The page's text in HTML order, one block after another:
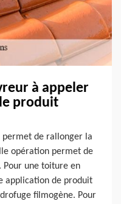
à appeler
produit
permet de rallonger la
opération permet de
Pour une toiture en
application de produit
filmogène. Pour